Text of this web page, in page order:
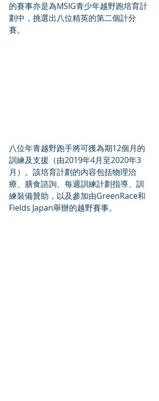
的賽事亦是為MSIG青少年越野跑培育計
劃中，挑選出八位精英的第二個計分
賽。
八位年青越野跑手將可獲為期12個月的
訓練及支援（由2019年4月至2020年3
月）。該培育計劃的內容包括物理治
療、膳食諮詢、每週訓練計劃指導、訓
練裝備贊助，以及參加由GreenRace和
Fields Japan舉辦的越野賽事。